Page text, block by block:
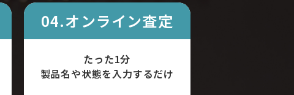
04.オンライン査定
たった1分
製品名や状態を入力するだけ